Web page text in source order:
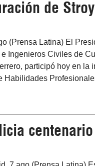
de
(Prensa Latina) El
Ingenieros Civiles de
participó hoy en la
Habilidades